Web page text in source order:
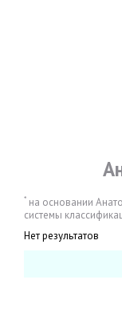
* на основании
системы
Нет результатов